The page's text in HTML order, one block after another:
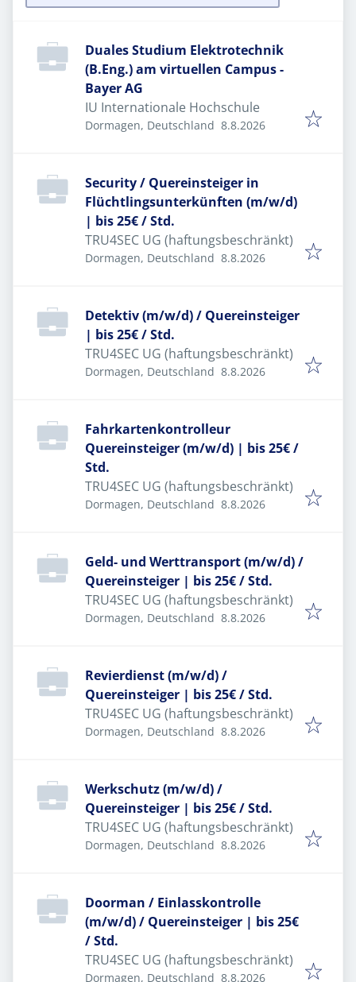
Duales Studium Elektrotechnik
(B.Eng.) am virtuellen Campus -
Bayer AG
IU Internationale Hochschule
Dormagen, Deutschland Veröffentlicht
8.8.2026
Security / Quereinsteiger in
Flüchtlingsunterkünften (m/w/d)
| bis 25€ / Std.
TRU4SEC UG (haftungsbeschränkt)
Dormagen, Deutschland Veröffentlicht
8.8.2026
Detektiv (m/w/d) / Quereinsteiger
| bis 25€ / Std.
TRU4SEC UG (haftungsbeschränkt)
Dormagen, Deutschland Veröffentlicht
8.8.2026
Fahrkartenkontrolleur
Quereinsteiger (m/w/d) | bis 25€ /
Std.
TRU4SEC UG (haftungsbeschränkt)
Dormagen, Deutschland Veröffentlicht
8.8.2026
Geld- und Werttransport (m/w/d) /
Quereinsteiger | bis 25€ / Std.
TRU4SEC UG (haftungsbeschränkt)
Dormagen, Deutschland Veröffentlicht
8.8.2026
Revierdienst (m/w/d) /
Quereinsteiger | bis 25€ / Std.
TRU4SEC UG (haftungsbeschränkt)
Dormagen, Deutschland Veröffentlicht
8.8.2026
Werkschutz (m/w/d) /
Quereinsteiger | bis 25€ / Std.
TRU4SEC UG (haftungsbeschränkt)
Dormagen, Deutschland Veröffentlicht
8.8.2026
Doorman / Einlasskontrolle
(m/w/d) / Quereinsteiger | bis 25€
/ Std.
TRU4SEC UG (haftungsbeschränkt)
Dormagen, Deutschland Veröffentlicht
8.8.2026